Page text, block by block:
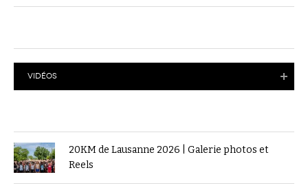
VIDÉOS
20KM de Lausanne 2026 | Galerie photos et
Reels